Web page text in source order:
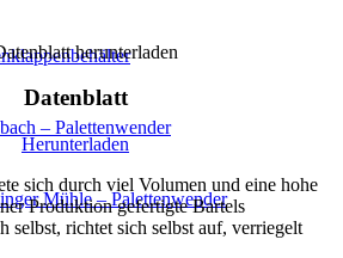
– Palettenwender
Mühle – Palettenwender
Datenblatt
Herunterladen
sich durch viel Volumen und eine hohe
Produktion gefertigte Bartels
selbst, richtet sich selbst auf, verriegelt